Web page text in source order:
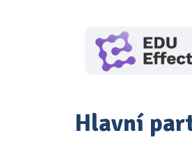
Hlavní